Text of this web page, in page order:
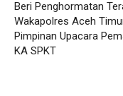
Beri Penghormatan
Wakapolres Aceh
Pimpinan Upacara
KA SPKT